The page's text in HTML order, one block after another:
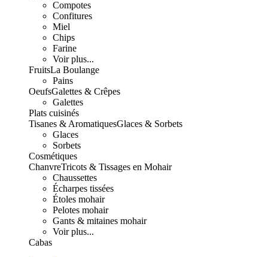
Compotes
Confitures
Miel
Chips
Farine
Voir plus...
FruitsLa Boulange
Pains
OeufsGalettes & Crêpes
Galettes
Plats cuisinés
Tisanes & AromatiquesGlaces & Sorbets
Glaces
Sorbets
Cosmétiques
ChanvreTricots & Tissages en Mohair
Chaussettes
Écharpes tissées
Étoles mohair
Pelotes mohair
Gants & mitaines mohair
Voir plus...
Cabas